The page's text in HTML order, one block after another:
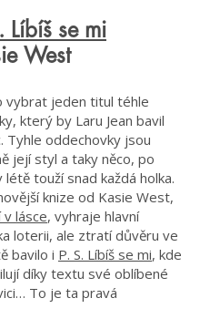
Líbíš se mi
West
vybrat jeden titul téhle
který by Laru Jean bavil
Tyhle oddechovky jsou
její styl a taky něco, po
létě touží snad každá holka.
knize od Kasie West,
lásce, vyhraje hlavní
loterii, ale ztratí důvěru ve
bavilo i P. S. Líbíš se mi, kde
díky textu své oblíbené
To je ta pravá